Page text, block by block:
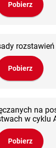
Pobierz
rozstawień
Pobierz
na
w cyklu
Pobierz